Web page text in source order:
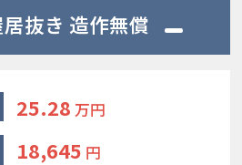
抜き 造作無償
25.28 万円
18,645 円